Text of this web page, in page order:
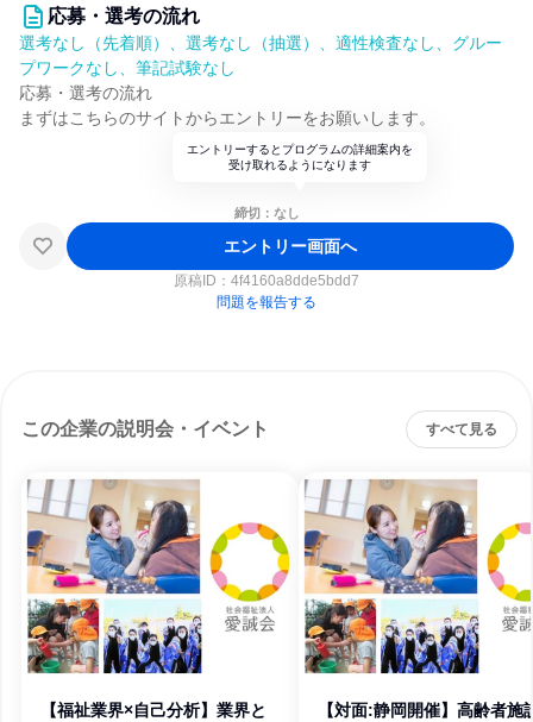
応募・選考の流れ
選考なし（先着順）、選考なし（抽選）、適性検査なし、グルー
プワークなし、筆記試験なし
応募・選考の流れ
まずはこちらのサイトからエントリーをお願いします。
エントリーするとプログラムの詳細案内を
受け取れるようになります
締切：なし
エントリー画面へ
原稿ID： 4f4160a8dde5bdd7
問題を報告する
この企業の説明会・イベント すべて見る
【福祉業界×自己分析】業界と
【対面:静岡開催】高齢者施